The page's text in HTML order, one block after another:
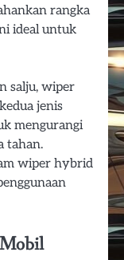
rangka
ideal untuk
salju, wiper
jenis
mengurangi
tahan.
wiper hybrid